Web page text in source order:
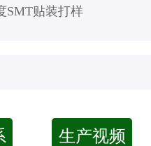
SMT贴装打样
生产视频